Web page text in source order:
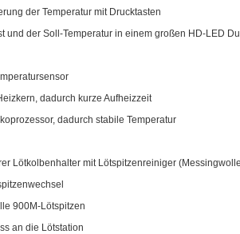
der Temperatur mit Drucktasten
und der Soll-Temperatur in einem großen HD-LED
dadurch kurze Aufheizzeit
dadurch stabile Temperatur
Lötkolbenhalter mit Lötspitzenreiniger
900M-Lötspitzen
an die Lötstation